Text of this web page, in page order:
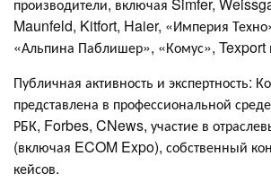
Maunfeld, Kitfort, Haier, «Империя
«Альпина Паблишер», «Комус», Texport
Публичная активность и экспертность:
представлена в профессиональной
РБК, Forbes, CNews, участие в
(включая ECOM Expo), собственный
кейсов.